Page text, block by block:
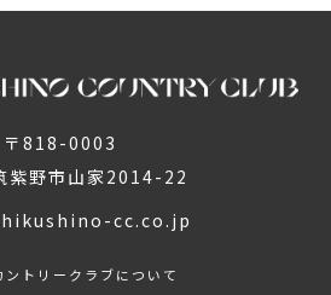
〒818-0003
紫野市山家2014-22
cc.co.jp
ントリークラブについて